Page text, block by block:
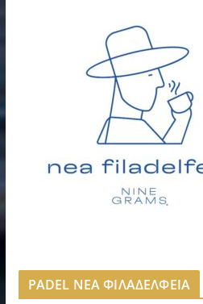
PADEL ΝΕΑ ΦΙΛΑΔΕΛΦΕΙΑ